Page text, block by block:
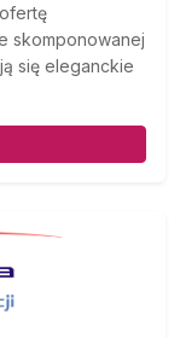
skomponowanej
się eleganckie